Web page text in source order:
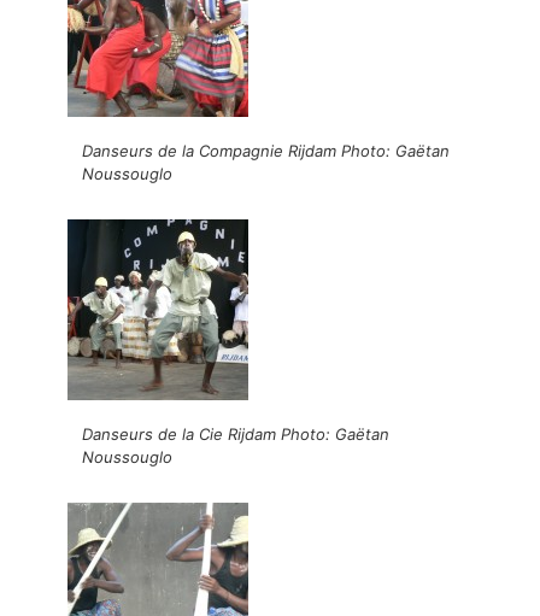
Danseurs de la Compagnie Rijdam Photo: Gaëtan
Noussouglo
Danseurs de la Cie Rijdam Photo: Gaëtan
Noussouglo